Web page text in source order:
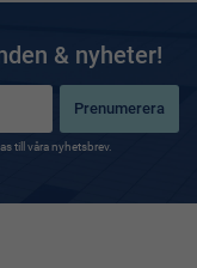
& nyheter!
Prenumerera
till våra nyhetsbrev.